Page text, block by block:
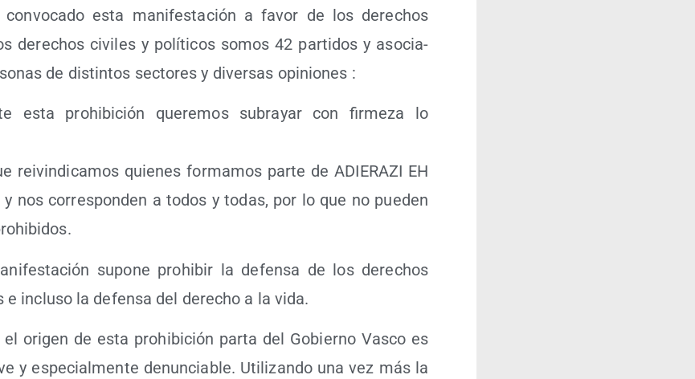
con­vo­ca­do esta mani­fes­ta­ción a favor de los dere­chos
dere­chos civi­les y polí­ti­cos somos 42 par­ti­dos y aso­cia­
de dis­tin­tos sec­to­res y diver­sas opiniones :
esta prohi­bi­ción que­re­mos sub­ra­yar con fir­me­za lo
rei­vin­di­ca­mos quie­nes for­ma­mos par­te de ADIERAZI EH
nos corres­pon­den a todos y todas, por lo que no pue­den
supo­ne prohi­bir la defen­sa de los dere­chos
e inclu­so la defen­sa del dere­cho a la vida.
el ori­gen de esta prohi­bi­ción par­ta del Gobierno Vas­co es
y espe­cial­men­te denun­cia­ble. Uti­li­zan­do una vez más la